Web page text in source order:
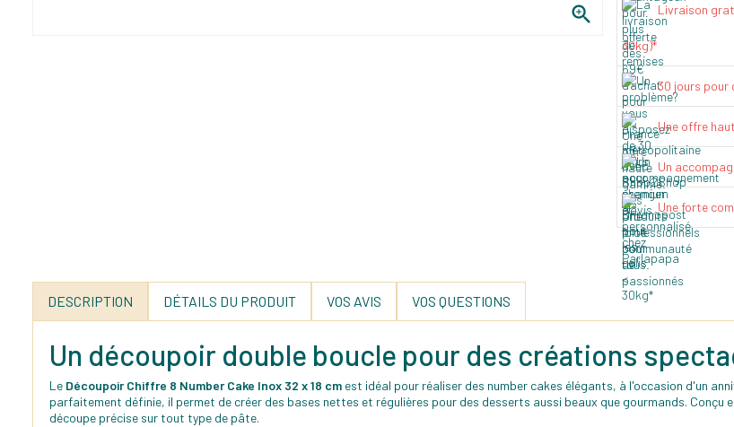
 Livraison
30kg)*
30 jours pour
Une offre
Un
Une forte
DESCRIPTION DÉTAILS DU PRODUIT VOS AVIS VOS QUESTIONS
Un découpoir double boucle pour des créations
Le Découpoir Chiffre 8 Number Cake Inox 32 x 18 cm est idéal pour réaliser des number cakes élégants, à l'occasion d'un
parfaitement définie, il permet de créer des bases nettes et régulières pour des desserts aussi beaux que gourmands. Conçu
découpe précise sur tout type de pâte.